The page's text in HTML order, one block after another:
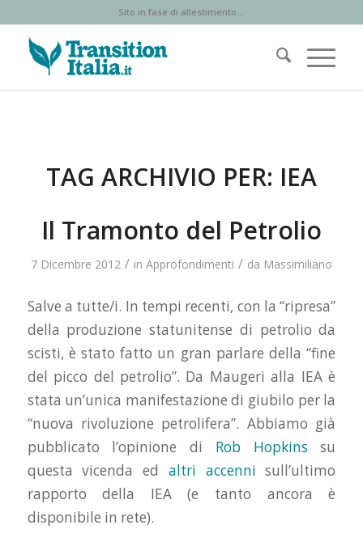
Sito in fase di allestimento...
TAG ARCHIVIO PER: IEA
Il Tramonto del Petrolio
7 Dicembre 2012 / in Approfondimenti / da Massimiliano
Salve a tutte/i. In tempi recenti, con la “ripresa”
della produzione statunitense di petrolio da
scisti, è stato fatto un gran parlare della “fine
del picco del petrolio”. Da Maugeri alla IEA è
stata un’unica manifestazione di giubilo per la
“nuova rivoluzione petrolifera”. Abbiamo già
pubblicato l’opinione di Rob Hopkins su
questa vicenda ed altri accenni sull’ultimo
rapporto della IEA (e tanto ancora è
disponibile in rete).